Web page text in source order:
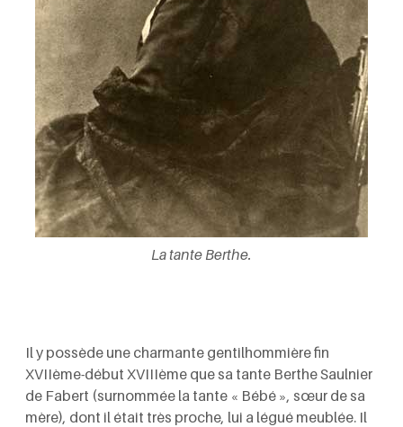
La tante Berthe.
Il y possède une charmante gentilhommière fin
XVIIème-début XVIIIème que sa tante Berthe Saulnier
de Fabert (surnommée la tante « Bébé », sœur de sa
mère), dont il était très proche, lui a légué meublée. Il